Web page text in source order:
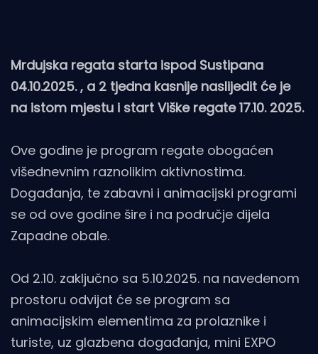
Mrdujska regata starta ispod Sustipana
04.10.2025. , a 2 tjedna kasnije naslijedit će je
na istom mjestu i start Viške regate 17.10. 2025.
Ove godine je program regate obogaćen
višednevnim raznolikim aktivnostima.
Događanja, te zabavni i animacijski programi
se od ove godine šire i na područje dijela
Zapadne obale.
Od 2.10. zaključno sa 5.10.2025. na navedenom
prostoru odvijat će se program sa
animacijskim elementima za prolaznike i
turiste, uz glazbena događanja, mini EXPO